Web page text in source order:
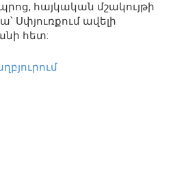
հայկական մշակույթի
Սփյուռքում ավելի
հետ: